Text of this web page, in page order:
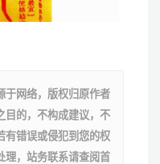
于网络，版权归原作者
目的，不构成建议，不
有错误或侵犯到您的权
理，站务联系请查阅首